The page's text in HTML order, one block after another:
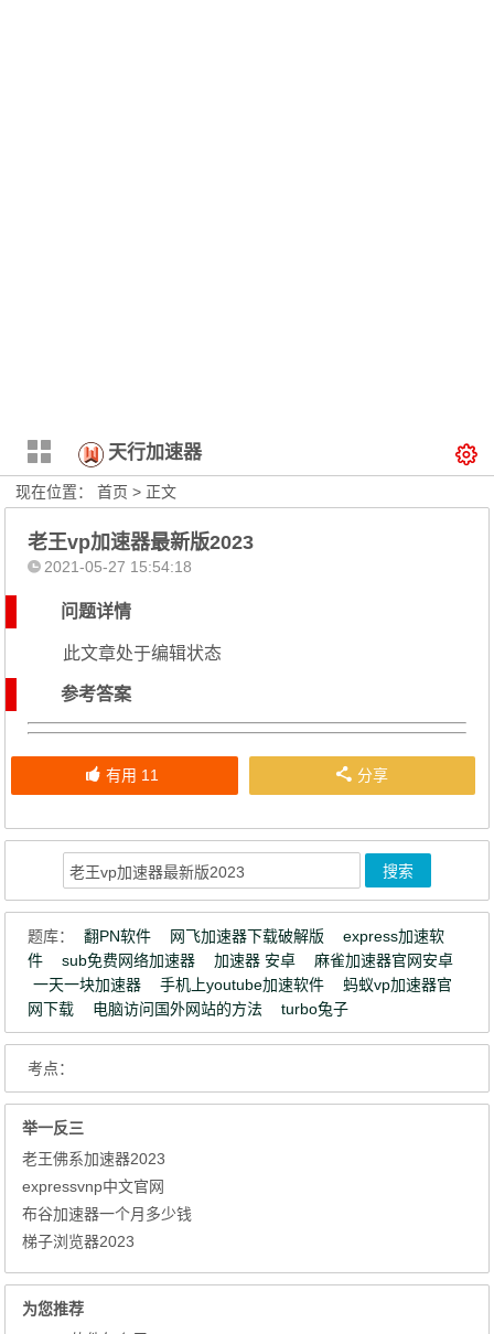
天行加速器
现在位置：首页 > 正文
老王vp加速器最新版2023
2021-05-27 15:54:18
问题详情
此文章处于编辑状态
参考答案
有用 11 分享
题库： 翻PN软件 网飞加速器下载破解版
express加速软
件
sub免费网络加速器 加速器 安卓
麻雀加速器官网安卓
一天一块加速器
手机上youtube加速软件
蚂蚁vp加速器官
网下载
电脑访问国外网站的方法 turbo兔子
考点：
举一反三
老王佛系加速器2023
expressvnp中文官网
布谷加速器一个月多少钱
梯子浏览器2023
为您推荐